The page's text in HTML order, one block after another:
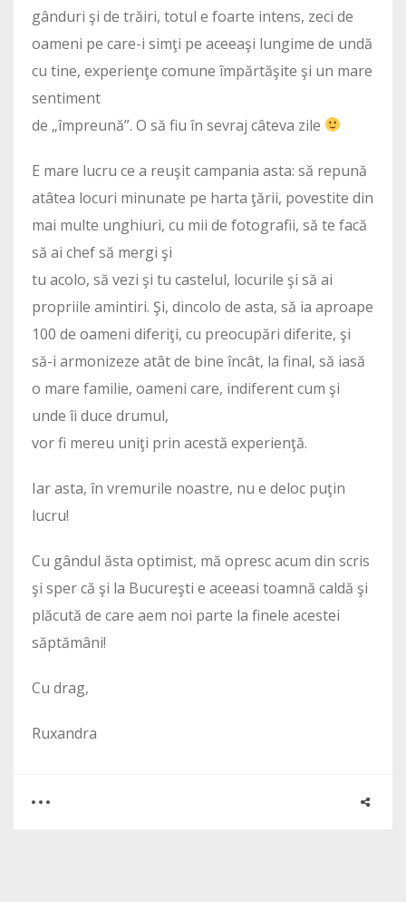
gânduri şi de trăiri, totul e foarte intens, zeci de
oameni pe care-i simţi pe aceeaşi lungime de undă
cu tine, experienţe comune împărtăşite şi un mare
sentiment
de „împreună”. O să fiu în sevraj câteva zile
E mare lucru ce a reuşit campania asta: să repună
atâtea locuri minunate pe harta ţării, povestite din
mai multe unghiuri, cu mii de fotografii, să te facă
să ai chef să mergi şi
tu acolo, să vezi şi tu castelul, locurile şi să ai
propriile amintiri. Şi, dincolo de asta, să ia aproape
100 de oameni diferiţi, cu preocupări diferite, şi
să-i armonizeze atât de bine încât, la final, să iasă
o mare familie, oameni care, indiferent cum şi
unde îi duce drumul,
vor fi mereu uniţi prin acestă experienţă.
Iar asta, în vremurile noastre, nu e deloc puţin
lucru!
Cu gândul ăsta optimist, mă opresc acum din scris
şi sper că şi la Bucureşti e aceeasi toamnă caldă şi
plăcută de care aem noi parte la finele acestei
săptămâni!
Cu drag,
Ruxandra